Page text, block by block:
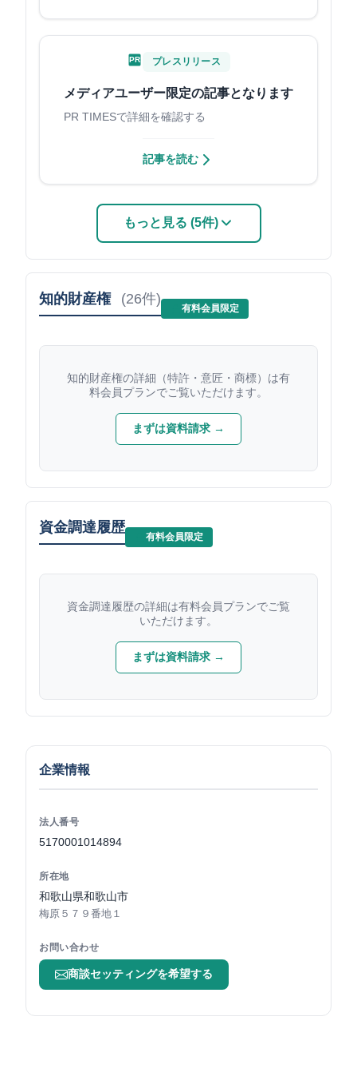
PR プレスリリース
メディアユーザー限定の記事となります
PR TIMESで詳細を確認する
記事を読む
もっと見る (5件)
知的財産権 (26件)
有料会員限定
知的財産権の詳細（特許・意匠・商標）は有
料会員プランでご覧いただけます。
まずは資料請求 →
資金調達履歴
有料会員限定
資金調達履歴の詳細は有料会員プランでご覧
いただけます。
まずは資料請求 →
企業情報
法人番号
5170001014894
所在地
和歌山県和歌山市
梅原５７９番地１
お問い合わせ
商談セッティングを希望する